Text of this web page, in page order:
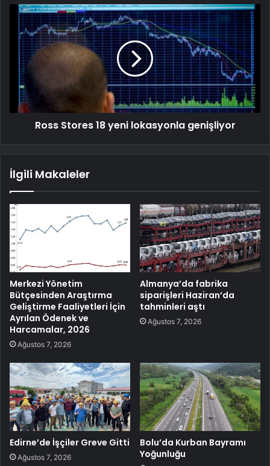
Ross Stores 18 yeni lokasyonla genişliyor
İlgili Makaleler
Merkezi Yönetim
Bütçesinden Araştırma
Geliştirme Faaliyetleri İçin
Ayrılan Ödenek ve
Harcamalar, 2026
Ağustos 7, 2026
Almanya’da fabrika
siparişleri Haziran’da
tahminleri aştı
Ağustos 7, 2026
Edirne’de İşçiler Greve Gitti
Ağustos 7, 2026
Bolu’da Kurban Bayramı
Yoğunluğu